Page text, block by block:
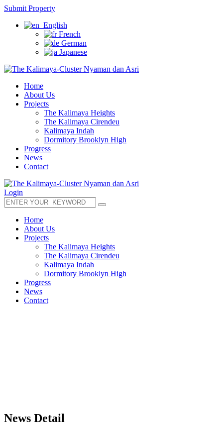
Submit Property
English
French
German
Japanese
Home
About Us
Projects
The Kalimaya Heights
The Kalimaya Cirendeu
Kalimaya Indah
Dormitory Brooklyn High
Progress
News
Contact
Login
Home
About Us
Projects
The Kalimaya Heights
The Kalimaya Cirendeu
Kalimaya Indah
Dormitory Brooklyn High
Progress
News
Contact
News Detail